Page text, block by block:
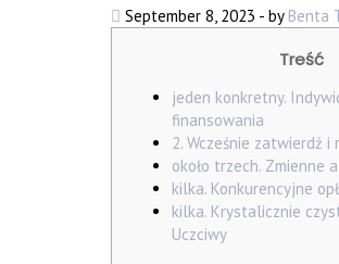
September 8, 2023 - by Benta
Treść
jeden konkretny.
finansowania
2. Wcześnie zatwierdź i
około trzech. Zmienne
kilka. Konkurencyjne
kilka. Krystalicznie
Uczciwy